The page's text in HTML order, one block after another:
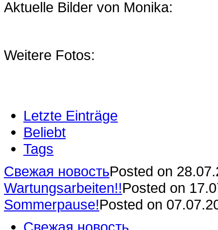
Aktuelle Bilder von Monika:
Weitere Fotos:
Letzte Einträge
Beliebt
Tags
Свежая новостьPosted on
Wartungsarbeiten!!Posted on
Sommerpause!Posted on
Свежая новость